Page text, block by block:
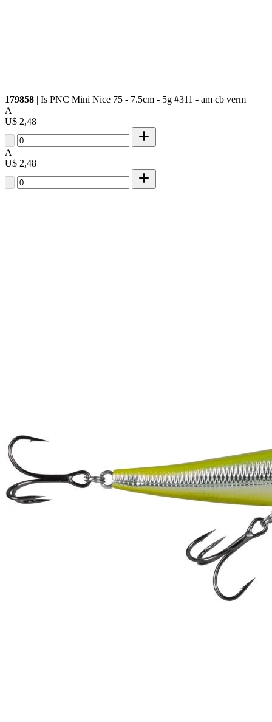
179858 | Is PNC Mini Nice 75 - 7.5cm - 5g #311 - am cb verm
A
U$ 2,48
A
U$ 2,48